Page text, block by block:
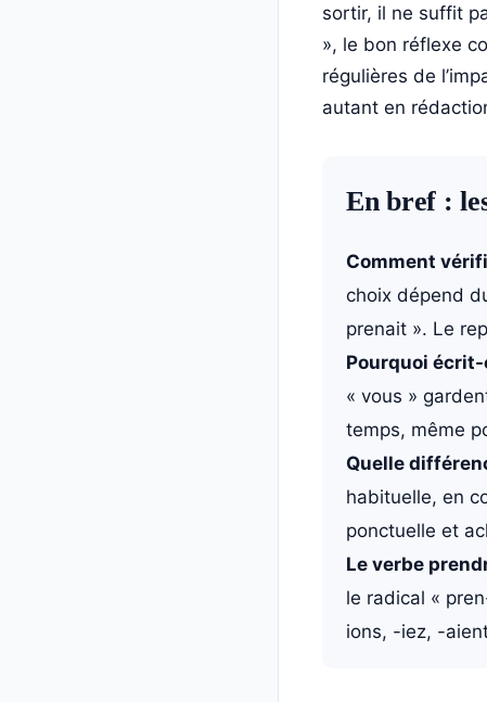
sortir, il ne suffit
», le bon réflexe
régulières de
autant en
En bref :
Comment
choix dépend
prenait ». Le
Pourquoi écrit-
« vous »
temps, même
Quelle
habituelle, en
ponctuelle et
Le verbe
le radical «
ions, -iez, -